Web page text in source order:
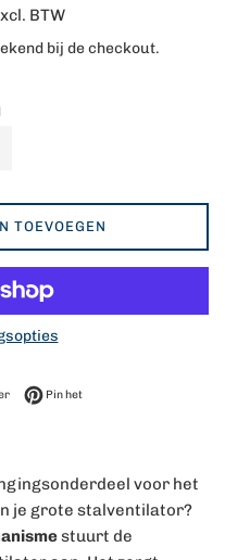
BTW
bij de checkout.
TOEVOEGEN
Twitteren op Twitter
Pin hetPinnen op Pinterest
voor het
je grote stalventilator?
stuurt de